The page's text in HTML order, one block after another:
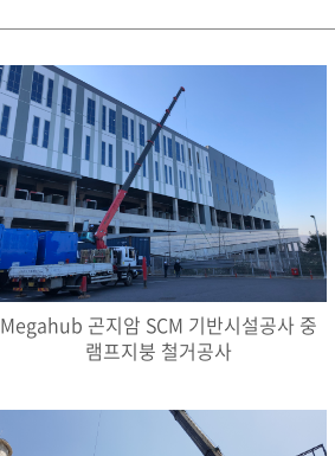
Megahub 곤지암 SCM 기반시설공사 중
램프지붕 철거공사